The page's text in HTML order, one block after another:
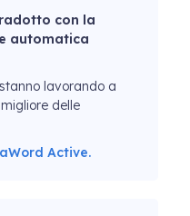
con la
automatica
lavorando a
delle
Active.